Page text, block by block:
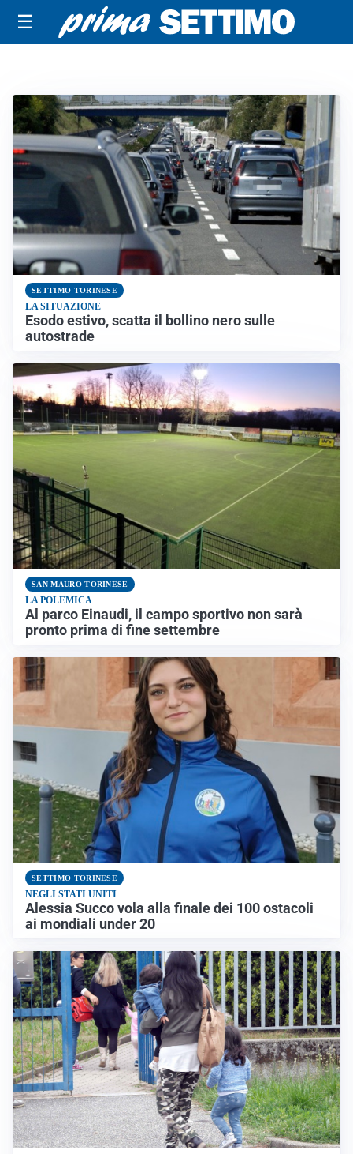
☰
SETTIMO TORINESE
LA SITUAZIONE
Esodo estivo, scatta il bollino nero sulle
autostrade
SAN MAURO TORINESE
LA POLEMICA
Al parco Einaudi, il campo sportivo non sarà
pronto prima di fine settembre
SETTIMO TORINESE
NEGLI STATI UNITI
Alessia Succo vola alla finale dei 100 ostacoli
ai mondiali under 20